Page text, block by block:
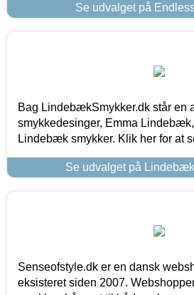
Se udvalget på
Bag LindebækSmykker.dk står en
smykkedesinger, Emma
Lindebæk smykker. Klik her for at
Se udvalget på
Senseofstyle.dk er en dansk
eksisteret siden 2007.